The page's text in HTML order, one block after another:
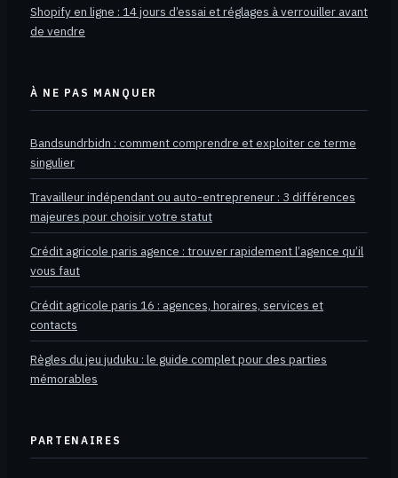
Shopify en ligne : 14 jours d’essai et réglages à verrouiller avant
de vendre
À NE PAS MANQUER
Bandsundrbidn : comment comprendre et exploiter ce terme
singulier
Travailleur indépendant ou auto-entrepreneur : 3 différences
majeures pour choisir votre statut
Crédit agricole paris agence : trouver rapidement l’agence qu’il
vous faut
Crédit agricole paris 16 : agences, horaires, services et
contacts
Règles du jeu juduku : le guide complet pour des parties
mémorables
PARTENAIRES